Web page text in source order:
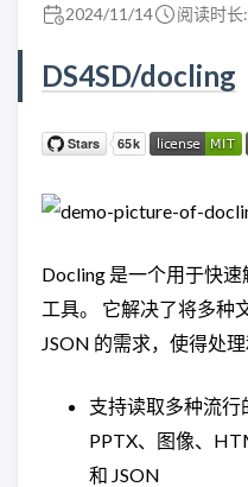
2024/11/14 阅读时长
DS4SD/docling
Docling 是一个用于快
工具。 它解决了将多种
JSON 的需求，使得处
支持读取多种流行
PPTX、图像、
和 JSON